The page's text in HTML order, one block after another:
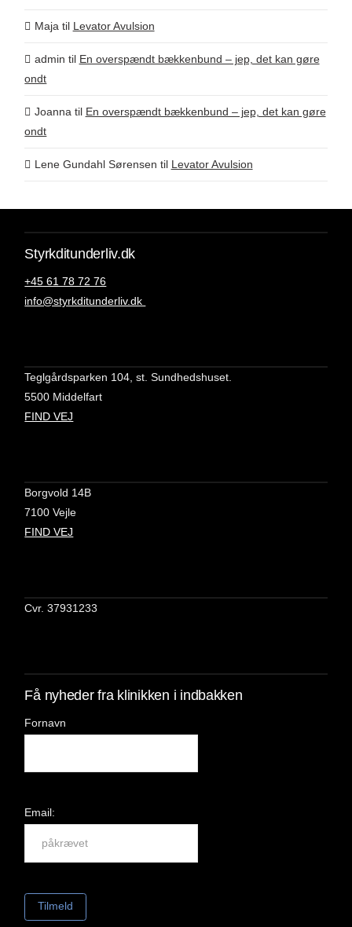
Maja til Levator Avulsion
admin til En overspændt bækkenbund – jep, det kan gøre
ondt
Joanna til En overspændt bækkenbund – jep, det kan gøre
ondt
Lene Gundahl Sørensen til Levator Avulsion
Styrkditunderliv.dk
+45 61 78 72 76
info@styrkditunderliv.dk
Teglgårdsparken 104, st. Sundhedshuset.
5500 Middelfart
FIND VEJ
Borgvold 14B
7100 Vejle
FIND VEJ
Cvr. 37931233
Få nyheder fra klinikken i indbakken
Fornavn
Email: